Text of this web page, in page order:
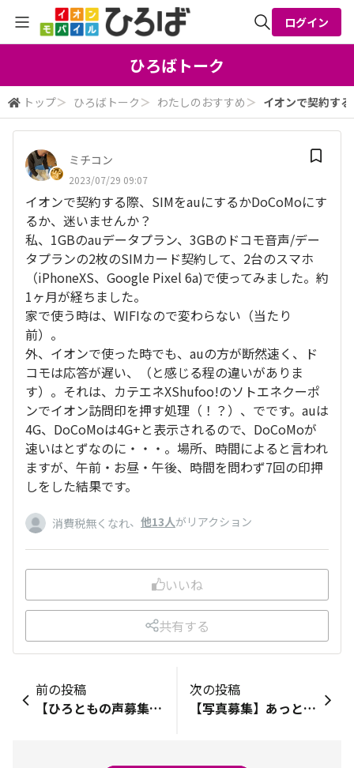
検索
ログイン
ひろばトーク
トップ＞ ひろばトーク ＞ わたしのおすすめ ＞ イオンで契約す
ミチコン
2023/07/29 09:07
イオンで契約する際、SIMをauにするかDoCoMoにす
るか、迷いませんか？
私、1GBのauデータプラン、3GBのドコモ音声/デー
タプランの2枚のSIMカード契約して、2台のスマホ
（iPhoneXS、Google Pixel 6a)で使ってみました。約
1ヶ月が経ちました。
家で使う時は、WIFIなので変わらない（当たり
前）。
外、イオンで使った時でも、auの方が断然速く、ド
コモは応答が遅い、（と感じる程の違いがありま
す）。それは、カテエネXShufoo!のソトエネクーポ
ンでイオン訪問印を押す処理（！？）、でです。auは
4G、DoCoMoは4G+と表示されるので、DoCoMoが
速いはとずなのに・・・。場所、時間によると言われ
ますが、午前・お昼・午後、時間を問わず7回の印押
しをした結果です。
消費税無くなれ、 他13人がリアクション
いいね
共有する
前の投稿
【ひろともの声募集】旅行に行く月は何GBのプラン？ 室温と外気温の差で体調を崩していませんか？ こんにちは。ひろばスタッフの「えぐ」です！ 夏といえば“旅行”の季節ですよね✈️ 旅行先の観光名所で写真や動画を取ってSNSに投稿したり、地図アプリで次の行き先を調べたり、、、 そんなこんなしていたら、 「いつの間にかこんなにデータ通信量を使っていた！」 なんてことありませんか？ 私の場合は、旅行に行ったらSNSに動画をたくさん載せたいので、旅行の月は容量をいつもより2GB多い料金プランに変更しています♪ みなさまは旅行に行くとき通信量が足りなくなった経験はございませんか？ 旅行先でのスマホの使い方などと一緒に、「ひろばトーク」に投稿して、ぜひお聞かせください👍 みなさまの投稿をお待ちしております！
次の投稿
【写真募集】あっという間に7月最終日です！もう夏本番ですね🌻 こんにちは。ひろばスタッフの「えぐ」です。 夏といえば、みなさま色々思い浮かぶと思いますが、子供のころ楽しかったものの一つに海があるのではないでしょうか🏖 周期的に寄せては返す波を見たり、気持ちいい海の中に入ったり、青い空と海は開放感があってリラックスできますよね！ 私は、海を見ながらかき氷を食べたり、焼きそばを食べたり、焼きとうもろこしを食べたりと、「花より団子」ならぬ「海水浴より海の家」派でした（笑） 海は景色が綺麗なので、写真をたくさん撮る人も多いと思います！ そこで今回は、みなさまから海の写真を募集します！みなさまの渾身の一枚を「スマホで写真」に投稿して、暑い夏をもっと盛り上げましょう☀️ また、ぜひ「ひろばトーク」にも海に関することを投稿して、ひろとものみなさまと共有しましょう！